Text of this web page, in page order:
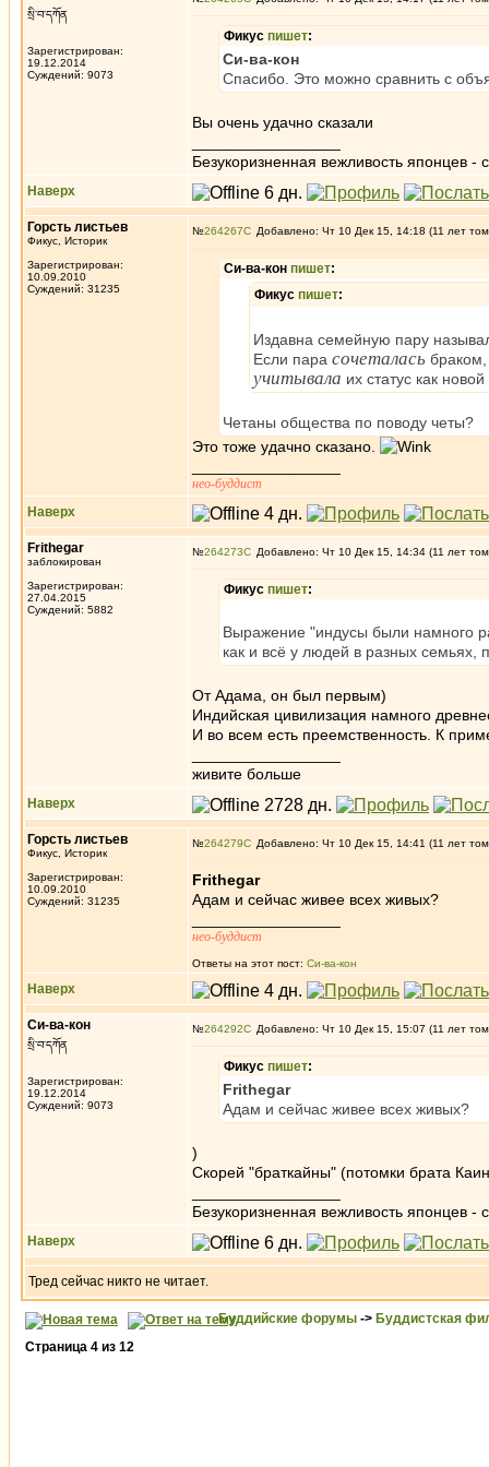
སྲི་བ་དཀོན
Зарегистрирован:
19.12.2014
Суждений: 9073
Фикус пишет:
Си-ва-кон
Спасибо. Это можно сравнить с
Вы очень удачно сказали
Безукоризненная вежливость японцев -
Наверх
Горсть листьев
Фикус, Историк
Зарегистрирован:
10.09.2010
Суждений: 31235
№264267 Добавлено: Чт 10 Дек 15, 14:18 (11 лет
Си-ва-кон пишет:
Фикус пишет:
Издавна семейную пару
Если пара сочеталась
учитывала их статус как
Четаны общества по поводу четы?
Это тоже удачно сказано.
нео-буддист
Наверх
Frithegar
заблокирован
Зарегистрирован:
27.04.2015
Суждений: 5882
№264273 Добавлено: Чт 10 Дек 15, 14:34 (11 лет
Фикус пишет:
Выражение "индусы были намного
как и всё у людей в разных семьях,
От Адама, он был первым)
Индийская цивилизация намного
И во всем есть преемственность. К
живите больше
Наверх
Горсть листьев
Фикус, Историк
Зарегистрирован:
10.09.2010
Суждений: 31235
№264279 Добавлено: Чт 10 Дек 15, 14:41 (11 лет
Frithegar
Адам и сейчас живее всех живых?
нео-буддист
Ответы на этот пост: Си-ва-кон
Наверх
Си-ва-кон
སྲི་བ་དཀོན
Зарегистрирован:
19.12.2014
Суждений: 9073
№264292 Добавлено: Чт 10 Дек 15, 15:07 (11 лет
Фикус пишет:
Frithegar
Адам и сейчас живее всех живых?
)
Скорей "браткайны" (потомки брата
Безукоризненная вежливость японцев -
Наверх
Тред сейчас никто не читает.
Буддийские форумы -> Буддистская
Страница 4 из 12